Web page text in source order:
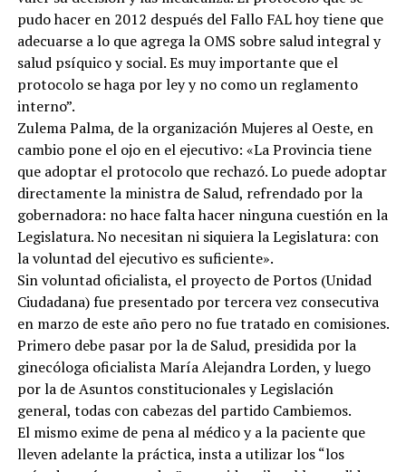
pudo hacer en 2012 después del Fallo FAL hoy tiene que
adecuarse a lo que agrega la OMS sobre salud integral y
salud psíquico y social. Es muy importante que el
protocolo se haga por ley y no como un reglamento
interno”.
Zulema Palma, de la organización Mujeres al Oeste, en
cambio pone el ojo en el ejecutivo: «La Provincia tiene
que adoptar el protocolo que rechazó. Lo puede adoptar
directamente la ministra de Salud, refrendado por la
gobernadora: no hace falta hacer ninguna cuestión en la
Legislatura. No necesitan ni siquiera la Legislatura: con
la voluntad del ejecutivo es suficiente».
Sin voluntad oficialista, el proyecto de Portos (Unidad
Ciudadana) fue presentado por tercera vez consecutiva
en marzo de este año pero no fue tratado en comisiones.
Primero debe pasar por la de Salud, presidida por la
ginecóloga oficialista María Alejandra Lorden, y luego
por la de Asuntos constitucionales y Legislación
general, todas con cabezas del partido Cambiemos.
El mismo exime de pena al médico y a la paciente que
lleven adelante la práctica, insta a utilizar los “los